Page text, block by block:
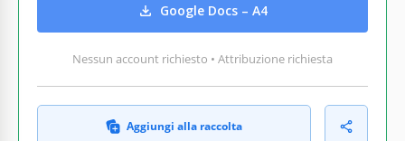
Google Docs – A4
Nessun account richiesto • Attribuzione richiesta
Aggiungi alla raccolta